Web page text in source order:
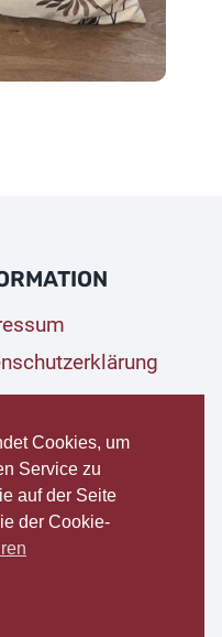
Cookies, um
Service zu
auf der Seite
der Cookie-